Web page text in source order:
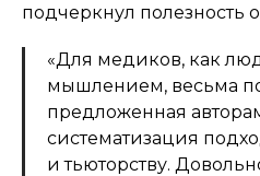
подчеркнул полезность
«Для медиков, как
мышлением, весьма
предложенная
систематизация
и тьюторству.